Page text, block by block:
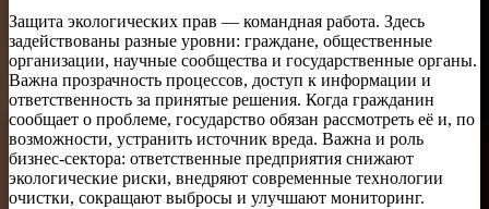
Защита экологических прав — командная работа. Здесь
задействованы разные уровни: граждане, общественные
организации, научные сообщества и государственные органы.
Важна прозрачность процессов, доступ к информации и
ответственность за принятые решения. Когда гражданин
сообщает о проблеме, государство обязан рассмотреть её и, по
возможности, устранить источник вреда. Важна и роль
бизнес-сектора: ответственные предприятия снижают
экологические риски, внедряют современные технологии
очистки, сокращают выбросы и улучшают мониторинг.